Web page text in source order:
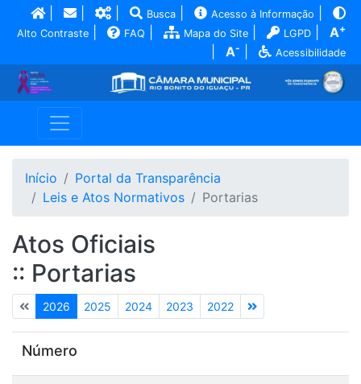
| Busca Acesso à Informação
Alto Contraste FAQ Mapa do Site LGPD A+
A- Acessibilidade
Início
Portal da Transparência
Leis e Atos Normativos
Portarias
Atos Oficiais
:: Portarias
2026 2025 2024 2023 2022
Número